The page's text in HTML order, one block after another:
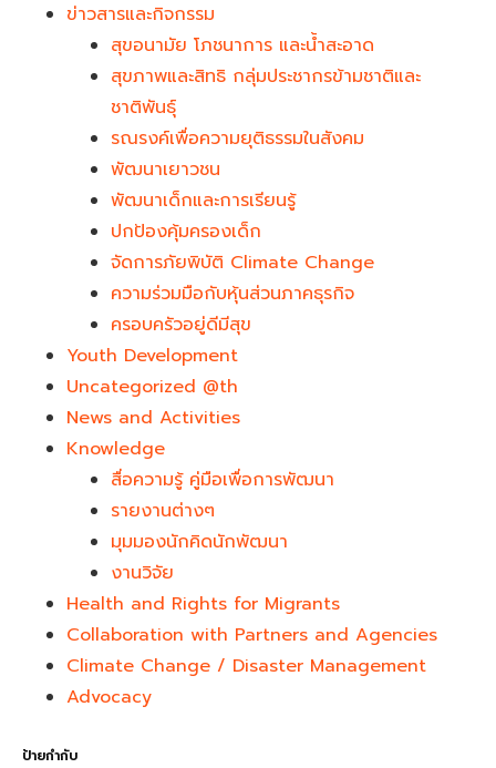
ข่าวสารและกิจกรรม
สุขอนามัย โภชนาการ และน้ำสะอาด
สุขภาพและสิทธิ กลุ่มประชากรข้ามชาติและ
ชาติพันธุ์
รณรงค์เพื่อความยุติธรรมในสังคม
พัฒนาเยาวชน
พัฒนาเด็กและการเรียนรู้
ปกป้องคุ้มครองเด็ก
จัดการภัยพิบัติ Climate Change
ความร่วมมือกับหุ้นส่วนภาคธุรกิจ
ครอบครัวอยู่ดีมีสุข
Youth Development​
Uncategorized @th
News and Activities
Knowledge
สื่อความรู้ คู่มือเพื่อการพัฒนา
รายงานต่างๆ
มุมมองนักคิดนักพัฒนา
งานวิจัย
Health and Rights for Migrants
Collaboration with Partners and Agencies
Climate Change / Disaster Management
Advocacy
ป้ายกำกับ